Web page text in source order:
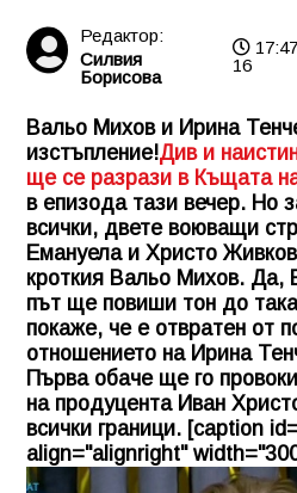
Редактор:
Силвия
Борисова
16
Вальо Михов и Ирина
изстъпление!Див и
ще се разрази в Къщата
в епизода тази вечер. Но
всички, двете воюващи
Емануела и Христо
кроткия Вальо Михов. Да,
път ще повиши тон до
покаже, че е отвратен от
отношението на Ирина
Първа обаче ще го
на продуцента Иван
всички граници. [caption
align="alignright"